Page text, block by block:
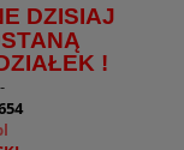
DZISIAJ
!